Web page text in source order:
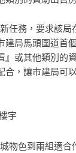
務，要求該局
建局馬頭圍道首
或其他類別的
合，讓市建局可
宇
色到兩組適合